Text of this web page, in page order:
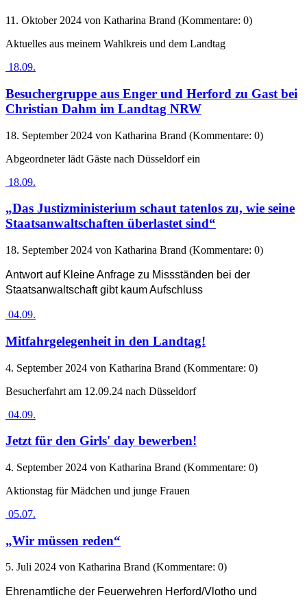
11. Oktober 2024 von Katharina Brand (Kommentare: 0)
Aktuelles aus meinem Wahlkreis und dem Landtag
18.09.
Besuchergruppe aus Enger und Herford zu Gast bei
Christian Dahm im Landtag NRW
18. September 2024 von Katharina Brand (Kommentare: 0)
Abgeordneter lädt Gäste nach Düsseldorf ein
18.09.
„Das Justizministerium schaut tatenlos zu, wie seine
Staatsanwaltschaften überlastet sind“
18. September 2024 von Katharina Brand (Kommentare: 0)
Antwort auf Kleine Anfrage zu Missständen bei der
Staatsanwaltschaft gibt kaum Aufschluss
04.09.
Mitfahrgelegenheit in den Landtag!
4. September 2024 von Katharina Brand (Kommentare: 0)
Besucherfahrt am 12.09.24 nach Düsseldorf
04.09.
Jetzt für den Girls' day bewerben!
4. September 2024 von Katharina Brand (Kommentare: 0)
Aktionstag für Mädchen und junge Frauen
05.07.
„Wir müssen reden“
5. Juli 2024 von Katharina Brand (Kommentare: 0)
Ehrenamtliche der Feuerwehren Herford/Vlotho und